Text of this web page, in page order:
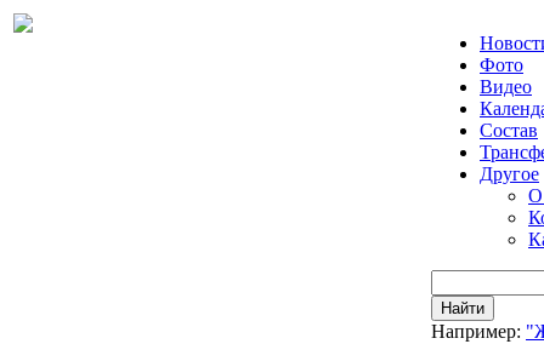
Фото
Видео
Состав
Другое
О
Найти
Например: